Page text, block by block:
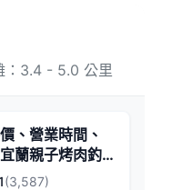
：3.4 - 5.0 公里
、營業時間、
蘭親子烤肉釣
(3,587)